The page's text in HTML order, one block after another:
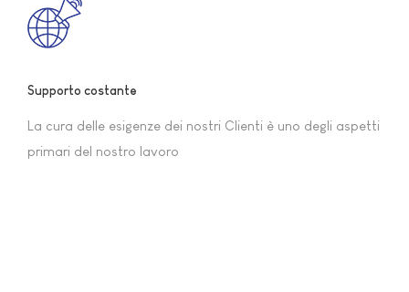
Supporto costante
La cura delle esigenze dei nostri Clienti è uno degli aspetti
primari del nostro lavoro